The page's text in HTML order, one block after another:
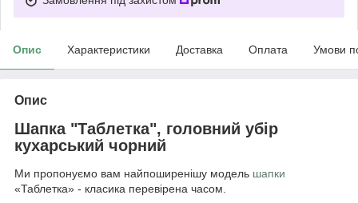
Опис Характеристики Доставка Оплата Умови
Опис
Шапка "Таблетка", головний убір
кухарський чорний
Ми пропонуємо вам найпоширенішу модель шапки
«Таблетка» - класика перевірена часом.